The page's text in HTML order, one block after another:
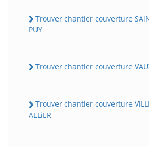
Trouver chantier couverture
PUY
Trouver chantier couverture
Trouver chantier couverture
ALLiER